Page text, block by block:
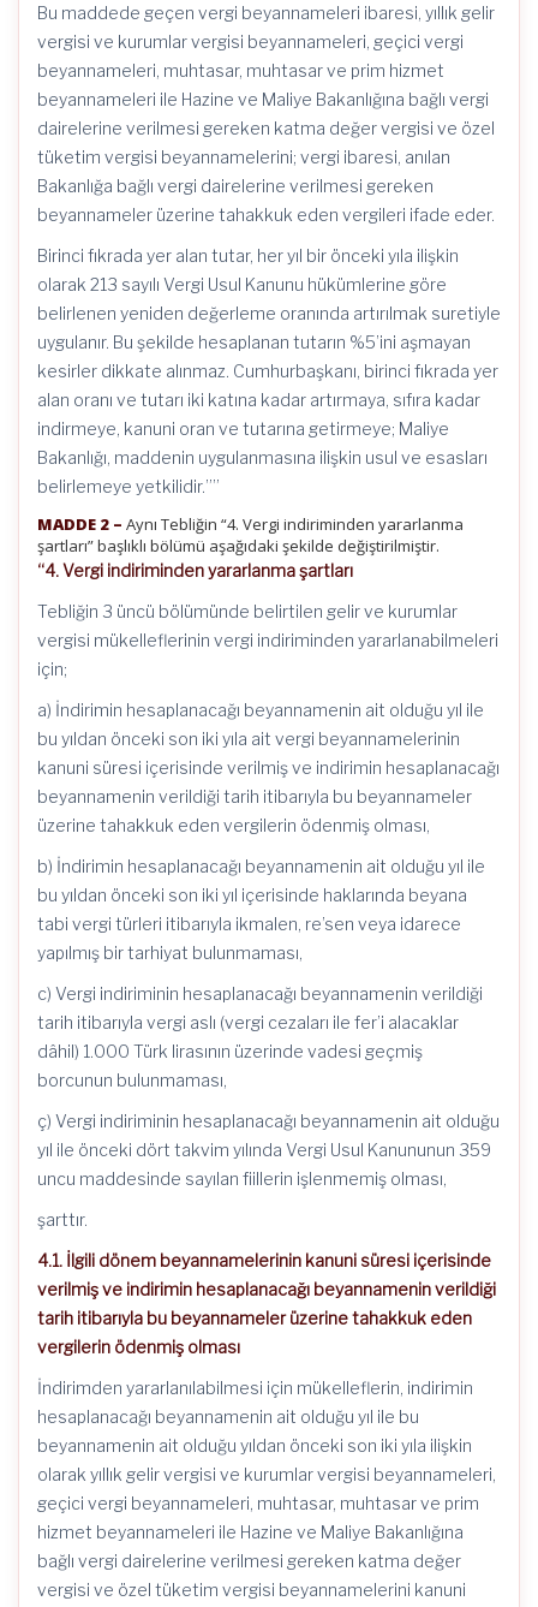
Bu maddede geçen vergi beyannameleri ibaresi, yıllık gelir
vergisi ve kurumlar vergisi beyannameleri, geçici vergi
beyannameleri, muhtasar, muhtasar ve prim hizmet
beyannameleri ile Hazine ve Maliye Bakanlığına bağlı vergi
dairelerine verilmesi gereken katma değer vergisi ve özel
tüketim vergisi beyannamelerini; vergi ibaresi, anılan
Bakanlığa bağlı vergi dairelerine verilmesi gereken
beyannameler üzerine tahakkuk eden vergileri ifade eder.
Birinci fıkrada yer alan tutar, her yıl bir önceki yıla ilişkin
olarak 213 sayılı Vergi Usul Kanunu hükümlerine göre
belirlenen yeniden değerleme oranında artırılmak suretiyle
uygulanır. Bu şekilde hesaplanan tutarın %5’ini aşmayan
kesirler dikkate alınmaz. Cumhurbaşkanı, birinci fıkrada yer
alan oranı ve tutarı iki katına kadar artırmaya, sıfıra kadar
indirmeye, kanuni oran ve tutarına getirmeye; Maliye
Bakanlığı, maddenin uygulanmasına ilişkin usul ve esasları
belirlemeye yetkilidir.””
MADDE 2 – Aynı Tebliğin “4. Vergi indiriminden yararlanma
şartları” başlıklı bölümü aşağıdaki şekilde değiştirilmiştir.
“4. Vergi indiriminden yararlanma şartları
Tebliğin 3 üncü bölümünde belirtilen gelir ve kurumlar
vergisi mükelleflerinin vergi indiriminden yararlanabilmeleri
için;
a) İndirimin hesaplanacağı beyannamenin ait olduğu yıl ile
bu yıldan önceki son iki yıla ait vergi beyannamelerinin
kanuni süresi içerisinde verilmiş ve indirimin hesaplanacağı
beyannamenin verildiği tarih itibarıyla bu beyannameler
üzerine tahakkuk eden vergilerin ödenmiş olması,
b) İndirimin hesaplanacağı beyannamenin ait olduğu yıl ile
bu yıldan önceki son iki yıl içerisinde haklarında beyana
tabi vergi türleri itibarıyla ikmalen, re’sen veya idarece
yapılmış bir tarhiyat bulunmaması,
c) Vergi indiriminin hesaplanacağı beyannamenin verildiği
tarih itibarıyla vergi aslı (vergi cezaları ile fer’i alacaklar
dâhil) 1.000 Türk lirasının üzerinde vadesi geçmiş
borcunun bulunmaması,
ç) Vergi indiriminin hesaplanacağı beyannamenin ait olduğu
yıl ile önceki dört takvim yılında Vergi Usul Kanununun 359
uncu maddesinde sayılan fiillerin işlenmemiş olması,
şarttır.
4.1. İlgili dönem beyannamelerinin kanuni süresi içerisinde
verilmiş ve indirimin hesaplanacağı beyannamenin verildiği
tarih itibarıyla bu beyannameler üzerine tahakkuk eden
vergilerin ödenmiş olması
İndirimden yararlanılabilmesi için mükelleflerin, indirimin
hesaplanacağı beyannamenin ait olduğu yıl ile bu
beyannamenin ait olduğu yıldan önceki son iki yıla ilişkin
olarak yıllık gelir vergisi ve kurumlar vergisi beyannameleri,
geçici vergi beyannameleri, muhtasar, muhtasar ve prim
hizmet beyannameleri ile Hazine ve Maliye Bakanlığına
bağlı vergi dairelerine verilmesi gereken katma değer
vergisi ve özel tüketim vergisi beyannamelerini kanuni